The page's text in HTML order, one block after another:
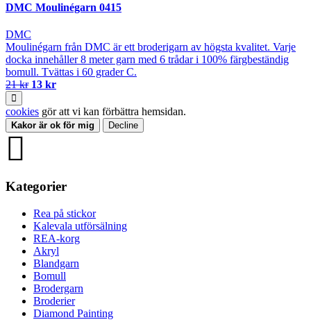
DMC Moulinégarn 0415
DMC
Moulinégarn från DMC är ett broderigarn av högsta kvalitet. Varje
docka innehåller 8 meter garn med 6 trådar i 100% färgbeständig
bomull. Tvättas i 60 grader C.
21 kr 13 kr
cookies gör att vi kan förbättra hemsidan.
Kakor är ok för mig Decline
Kategorier
Rea på stickor
Kalevala utförsälning
REA-korg
Akryl
Blandgarn
Bomull
Brodergarn
Broderier
Diamond Painting